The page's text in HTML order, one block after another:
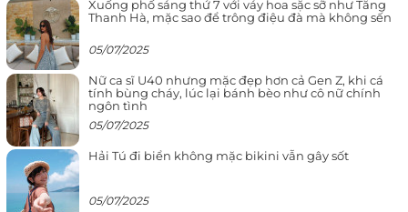
Xuống phố sáng thứ 7 với váy hoa sặc sỡ như Tăng
Thanh Hà, mặc sao để trông điệu đà mà không sến
05/07/2025
Nữ ca sĩ U40 nhưng mặc đẹp hơn cả Gen Z, khi cá
tính bùng cháy, lúc lại bánh bèo như cô nữ chính
ngôn tình
05/07/2025
Hải Tú đi biển không mặc bikini vẫn gây sốt
05/07/2025